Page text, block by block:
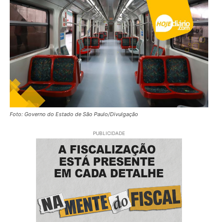
Foto: Governo do Estado de São Paulo/Divulgação
PUBLICIDADE